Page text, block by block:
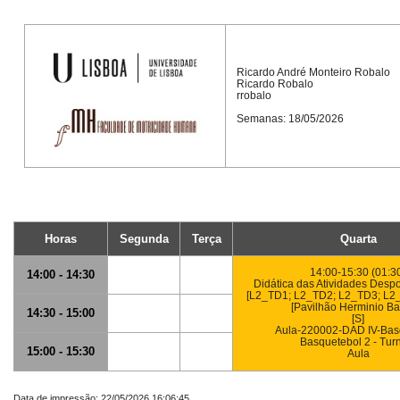
Ricardo André Monteiro Robalo
Ricardo Robalo
rrobalo
Semanas: 18/05/2026
Horas Segunda Terça Quarta
14:00 - 14:30
14:00-15:30
Didática das Atividades
[L2_TD1; L2_TD2; L2_TD3;
[Pavilhão Herminio
[S]
Aula-220002-DAD IV-
Basquetebol 2 -
Aula
14:30 - 15:00
15:00 - 15:30